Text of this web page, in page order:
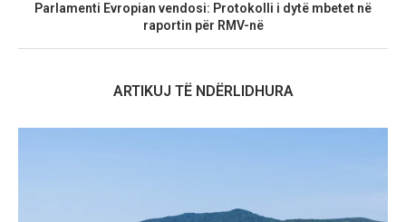
Parlamenti Evropian vendosi: Protokolli i dytë mbetet në
raportin për RMV-në
ARTIKUJ TË NDËRLIDHURA